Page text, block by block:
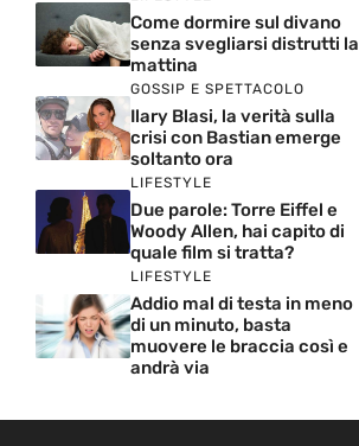
Come dormire sul divano
senza svegliarsi distrutti la
mattina
GOSSIP E SPETTACOLO
Ilary Blasi, la verità sulla
crisi con Bastian emerge
soltanto ora
LIFESTYLE
Due parole: Torre Eiffel e
Woody Allen, hai capito di
quale film si tratta?
LIFESTYLE
Addio mal di testa in meno
di un minuto, basta
muovere le braccia così e
andrà via